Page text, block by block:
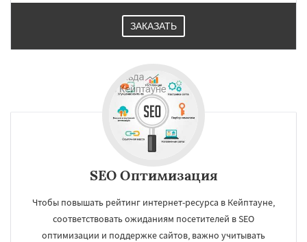
ЗАКАЗАТЬ
SEO Оптимизация
Чтобы повышать рейтинг интернет-ресурса в Кейптауне,
соответствовать ожиданиям посетителей в SEO
оптимизации и поддержке сайтов, важно учитывать